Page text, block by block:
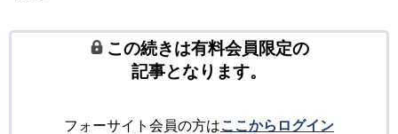
この続きは有料会員限定の
記事となります。
フォーサイト会員の方はここからログイン